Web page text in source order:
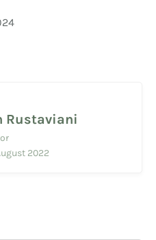
Rustaviani
2022